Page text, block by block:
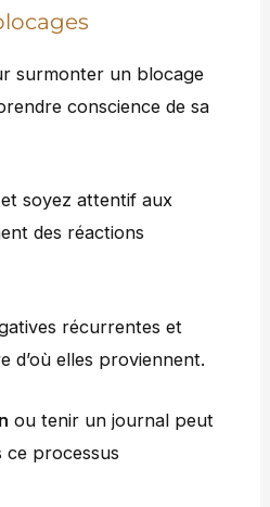
surmonter un blocage
conscience de sa
soyez attentif aux
des réactions
récurrentes et
d’où elles proviennent.
ou tenir un journal peut
ce processus